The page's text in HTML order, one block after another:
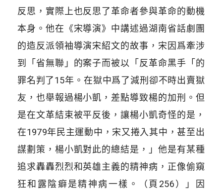
反思，實際上也反思了革命者參與革命的動機
本身。他在《宋導演》中講述過湖南省話劇團
的造反派領袖導演宋紹文的故事，宋因爲牽涉
到「省無聯」的案子而被以「反革命黑手「的
罪名判了15年。在獄中爲了減刑卻不時出賣獄
友，也舉報過楊小凱，差點導致楊的加刑。但
是在文革結束被平反後，讓楊小凱奇怪的是，
在1979年民主運動中，宋又捲入其中，甚至出
謀劃策，楊小凱對此的總結是，」他是有某種
追求轟轟烈烈和英雄主義的精神病，正像偷窺
狂和露陰癖是精神病一樣。（頁256）」因